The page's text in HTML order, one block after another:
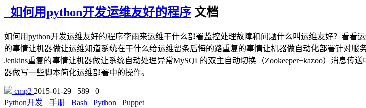
如何用python开发运维友好的程序 文档
如何用python开发运维友好的程序李雨来运维干什么部署监控处理故障和问题什么叫运维友好？看
的事情让机器做让运维知道系统在干什么给运维留条后悔的路重复的事情让机器做自动化部署针对服
Jenkins重复的事情让机器做让系统自动处理异常MySQL的双主自动切换（Zookeeper+kazoo）消息传
器做写一些脚本简化运维部署中的操作。
cmp2 2015-01-29 589
0
Python开发
手册 Bash Python
Puppet